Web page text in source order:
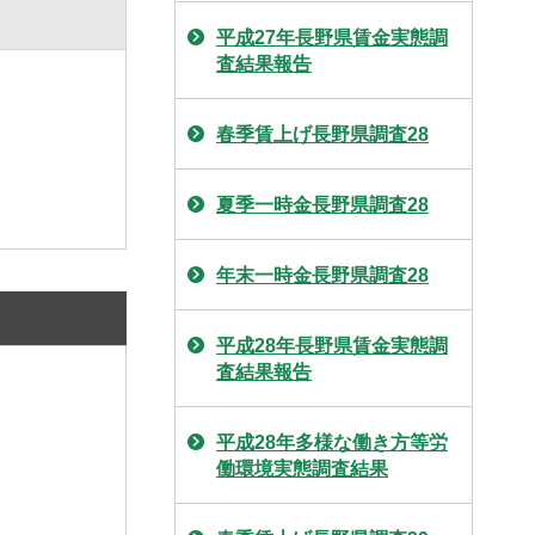
平成27年長野県賃金実態調
査結果報告
春季賃上げ長野県調査28
夏季一時金長野県調査28
年末一時金長野県調査28
平成28年長野県賃金実態調
査結果報告
平成28年多様な働き方等労
働環境実態調査結果